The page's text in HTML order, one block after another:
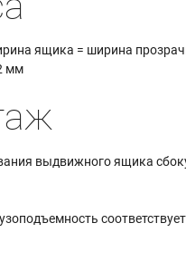
ящика = ширина
мм
выдвижного ящика